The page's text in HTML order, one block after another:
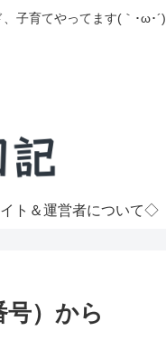
子育てやってます(｀･ω･´)
ト＆運営者について◇
）から